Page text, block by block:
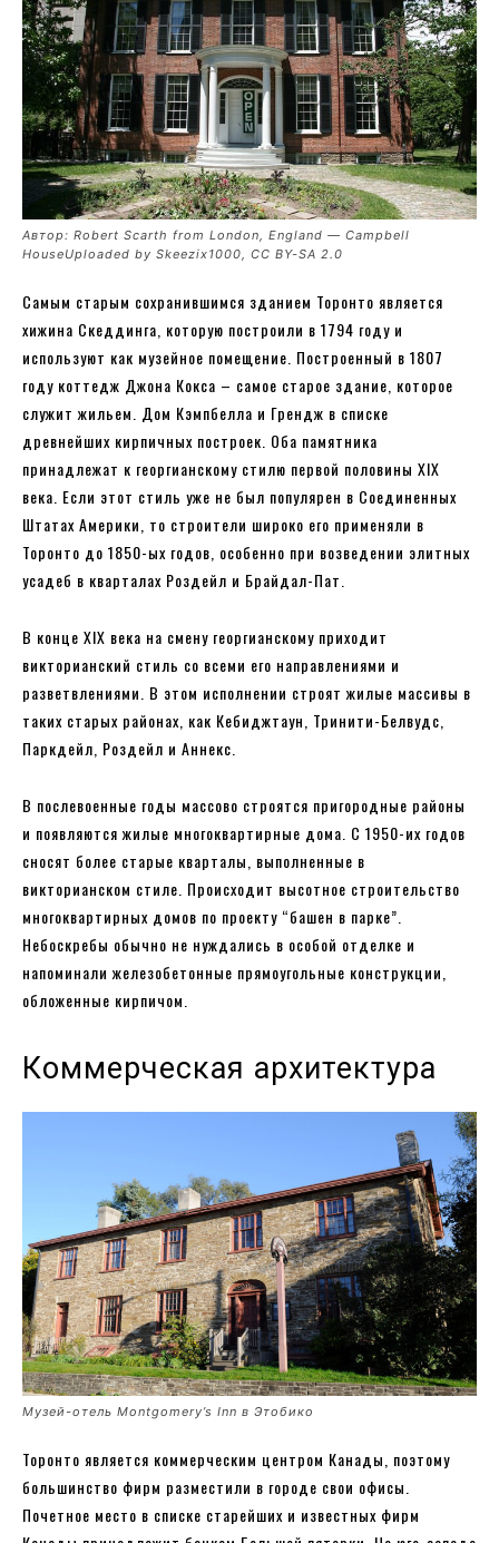
Автор: Robert Scarth from London, England — Campbell
HouseUploaded by Skeezix1000, CC BY-SA 2.0
Самым старым сохранившимся зданием Торонто является
хижина Скеддинга, которую построили в 1794 году и
используют как музейное помещение. Построенный в 1807
году коттедж Джона Кокса – самое старое здание, которое
служит жильем. Дом Кэмпбелла и Грендж в списке
древнейших кирпичных построек. Оба памятника
принадлежат к георгианскому стилю первой половины XIX
века. Если этот стиль уже не был популярен в Соединенных
Штатах Америки, то строители широко его применяли в
Торонто до 1850-ых годов, особенно при возведении элитных
усадеб в кварталах Роздейл и Брайдал-Пат.
В конце XIX века на смену георгианскому приходит
викторианский стиль со всеми его направлениями и
разветвлениями. В этом исполнении строят жилые массивы в
таких старых районах, как Кебиджтаун, Тринити-Белвудс,
Паркдейл, Роздейл и Аннекс.
В послевоенные годы массово строятся пригородные районы
и появляются жилые многоквартирные дома. С 1950-их годов
сносят более старые кварталы, выполненные в
викторианском стиле. Происходит высотное строительство
многоквартирных домов по проекту “башен в парке”.
Небоскребы обычно не нуждались в особой отделке и
напоминали железобетонные прямоугольные конструкции,
обложенные кирпичом.
Коммерческая архитектура
Музей-отель Montgomery’s Inn в Этобико
Торонто является коммерческим центром Канады, поэтому
большинство фирм разместили в городе свои офисы.
Почетное место в списке старейших и известных фирм